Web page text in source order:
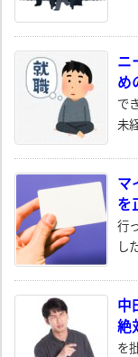
ニ
め
で
未
マ
を
行
し
中
絶
を